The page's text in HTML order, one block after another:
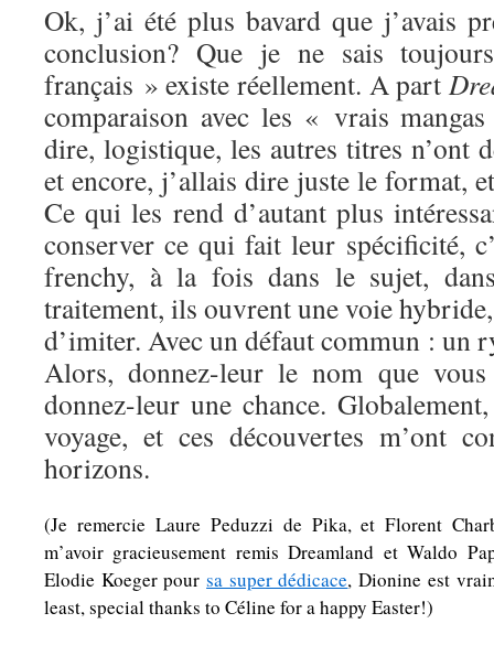
Ok, j’ai été plus bavard que j’avais
conclusion? Que je ne sais
français » existe réellement. A part
comparaison avec les « vrais
dire, logistique, les autres titres n’ont
et encore, j’allais dire juste le format,
Ce qui les rend d’autant plus
conserver ce qui fait leur spécificité,
frenchy, à la fois dans le sujet,
traitement, ils ouvrent une voie
d’imiter. Avec un défaut commun : un
Alors, donnez-leur le nom que
donnez-leur une chance.
voyage, et ces découvertes m’ont
horizons.
(Je remercie Laure Peduzzi de Pika, et Florent
m’avoir gracieusement remis Dreamland et Waldo
Elodie Koeger poursa super dédicace, Dionine est
least, special thanks to Céline for a happy Easter!)